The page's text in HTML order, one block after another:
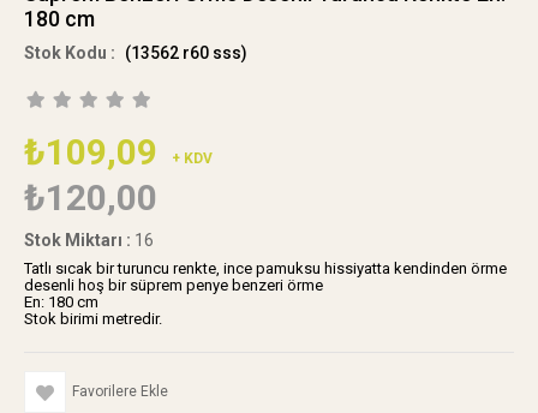
180 cm
(13562 r60 sss)
₺109,09 + KDV
₺120,00
Stok Miktarı : 16
Tatlı sıcak bir turuncu renkte, ince pamuksu hissiyatta kendinden örme
desenli hoş bir süprem penye benzeri örme
En: 180 cm
Stok birimi metredir.
Favorilere Ekle